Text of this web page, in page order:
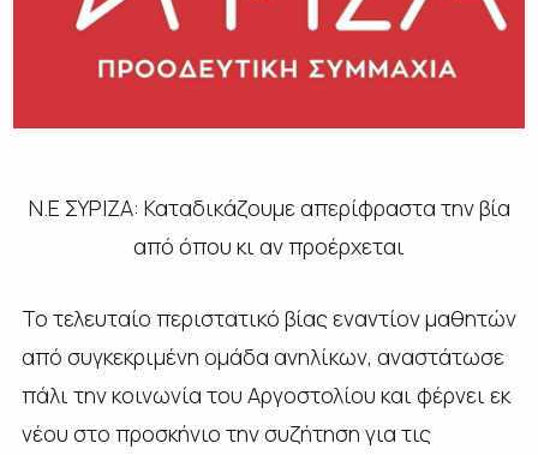
Ν.Ε ΣΥΡΙΖΑ: Καταδικάζουμε απερίφραστα την βία
από όπου κι αν προέρχεται
Το τελευταίο περιστατικό βίας εναντίον μαθητών
από συγκεκριμένη ομάδα ανηλίκων, αναστάτωσε
πάλι την κοινωνία του Αργοστολίου και φέρνει εκ
νέου στο προσκήνιο την συζήτηση για τις